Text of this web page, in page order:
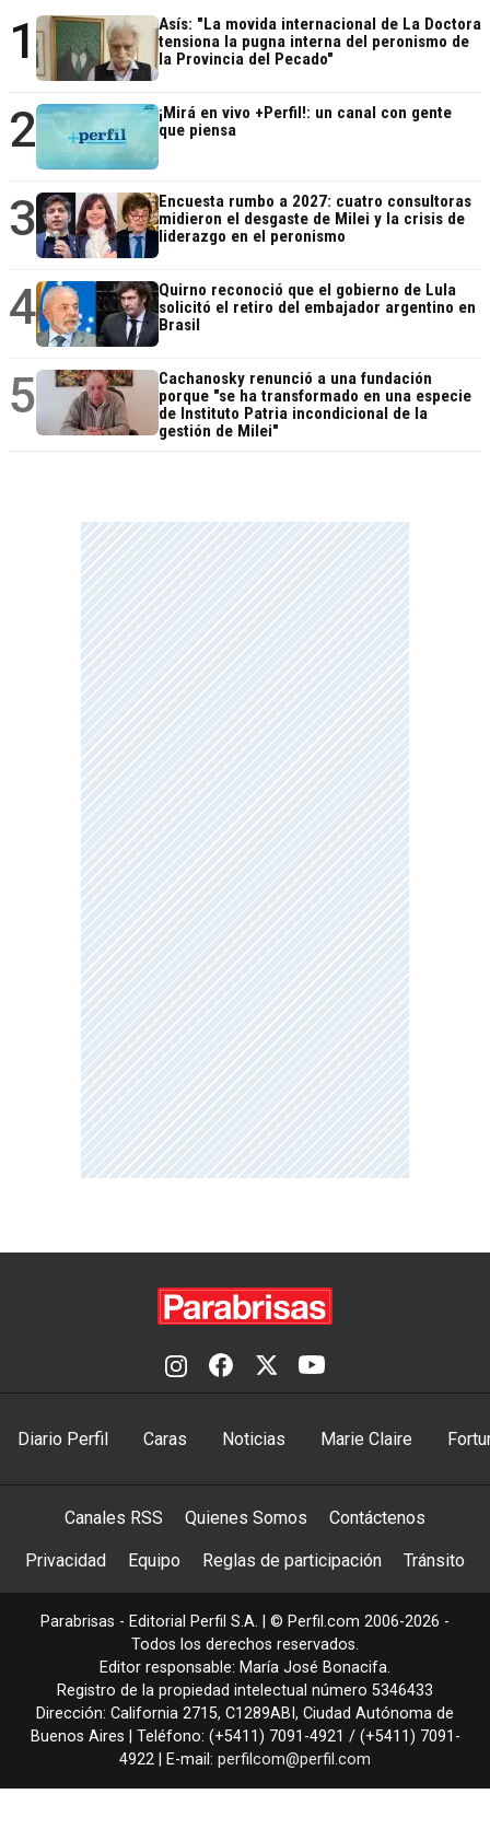
1
Asís: "La movida internacional de La Doctora
tensiona la pugna interna del peronismo de
la Provincia del Pecado"
2
¡Mirá en vivo +Perfil!: un canal con gente
que piensa
3
Encuesta rumbo a 2027: cuatro consultoras
midieron el desgaste de Milei y la crisis de
liderazgo en el peronismo
4
Quirno reconoció que el gobierno de Lula
solicitó el retiro del embajador argentino en
Brasil
5
Cachanosky renunció a una fundación
porque "se ha transformado en una especie
de Instituto Patria incondicional de la
gestión de Milei"
Diario Perfil Caras Noticias Marie Claire
Canales RSS Quienes Somos Contáctenos
Privacidad Equipo Reglas de participación Tránsito
Parabrisas - Editorial Perfil S.A. | © Perfil.com 2006-2026 -
Todos los derechos reservados.
Editor responsable: María José Bonacifa.
Registro de la propiedad intelectual número 5346433
Dirección: California 2715, C1289ABI , Ciudad Autónoma de
Buenos Aires | Teléfono: (+5411) 7091-4921 / (+5411) 7091-
4922 | E-mail: perfilcom@perfil.com